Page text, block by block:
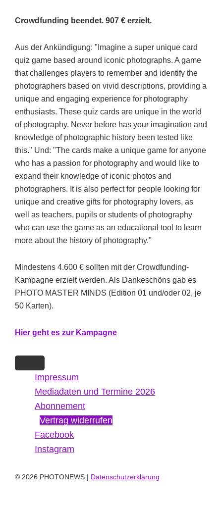
Crowdfunding beendet. 907 € erzielt.
Aus der Ankündigung: "Imagine a super unique card
quiz game based around iconic photographs. A game
that challenges players to remember and identify the
photographers based on vivid descriptions, providing a
unique and engaging experience for photography
enthusiasts. These quiz cards are unique in the world
of photography. Never before has your imagination and
knowledge of photographic history been tested like
this." Und: "The cards make a unique game for anyone
who has a passion for photography and would like to
expand their knowledge of iconic photos and
photographers. It is also perfect for people looking for
unique and creative gifts for photography lovers, as
well as teachers, pupils or students of photography
who can use the game as an educational tool to learn
more about the history of photography."
Mindestens 4.600 € sollten mit der Crowdfunding-
Kampagne erzielt werden. Als Dankeschöns gab es
PHOTO MASTER MINDS (Edition 01 und/oder 02, je
50 Karten).
Hier geht es zur Kampagne
Impressum
Mediadaten und Termine 2026
Abonnement
Vertrag widerrufen
Facebook
Instagram
© 2026 PHOTONEWS | Datenschutzerklärung